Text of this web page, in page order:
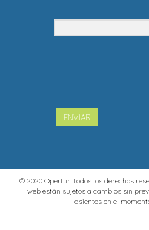
ENVIAR
© 2020 Opertur. Todos los derechos
web están sujetos a cambios sin
asientos en el